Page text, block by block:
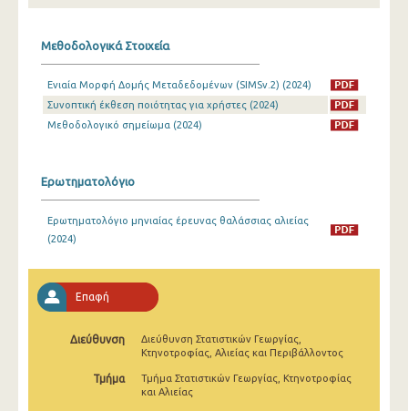
Ιανουαρίου 2014
2013
Ιανουαρίου 2011
Ιανουαρίου 2010
Ιανουαρίου 2008
Ιανουαρίου 2006
Ιανουαρίου 2005
Μεθοδολογικά Στοιχεία
Ενιαία Μορφή Δομής Μεταδεδομένων (SIMSv.2) (2024)
Συνοπτική έκθεση ποιότητας για χρήστες (2024)
Μεθοδολογικό σημείωμα (2024)
Ερωτηματολόγιο
Ερωτηματολόγιο μηνιαίας έρευνας θαλάσσιας αλιείας
(2024)
Επαφή
Διεύθυνση
Διεύθυνση Στατιστικών Γεωργίας,
Κτηνοτροφίας, Αλιείας και Περιβάλλοντος
Τμήμα
Τμήμα Στατιστικών Γεωργίας, Κτηνοτροφίας
και Αλιείας